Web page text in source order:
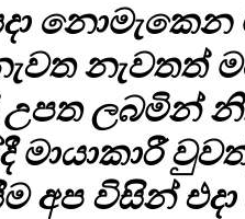
නැවතත්
ලබමින්
මායාකාරී
අප විසින්